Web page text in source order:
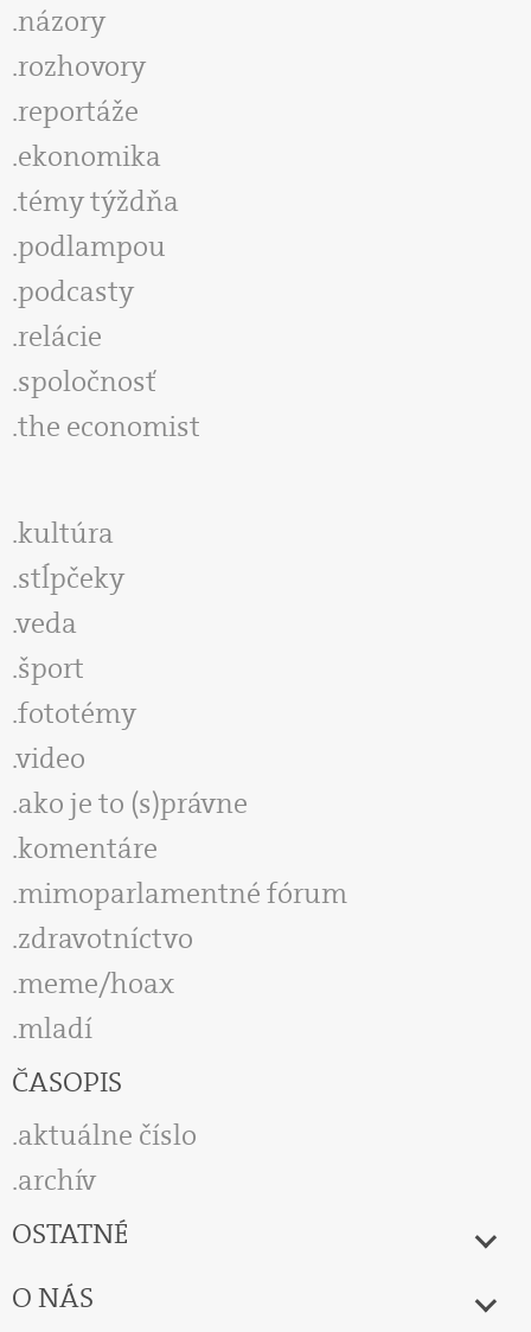
názory
rozhovory
reportáže
ekonomika
témy týždňa
podlampou
podcasty
relácie
spoločnosť
the economist
kultúra
stĺpčeky
veda
šport
fototémy
video
ako je to (s)právne
komentáre
mimoparlamentné fórum
zdravotníctvo
meme/hoax
mladí
ČASOPIS
aktuálne číslo
archív
OSTATNÉ
O NÁS